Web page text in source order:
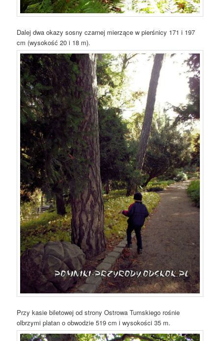
Dalej dwa okazy sosny czarnej mierzące w pierśnicy 171 i 197
cm (wysokość 20 i 18 m).
Przy kasie biletowej od strony Ostrowa Tumskiego rośnie
olbrzymi platan o obwodzie 519 cm i wysokości 35 m.